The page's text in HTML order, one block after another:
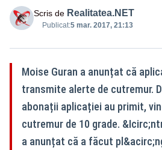
Scris de Realitatea.NET
Publicat:5 mar. 2017, 21:13
Moise Guran a anunțat că
transmite alerte de cutremur.
abonații aplicației au primit,
cutremur de 10 grade.
a anunțat că a făcut